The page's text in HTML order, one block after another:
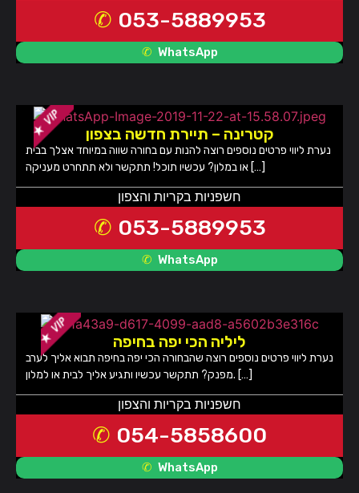
053-5889953
WhatsApp
קטרינה – תיירת חדשה בצפון
נערת ליווי פרטים נוספים רוצה להנות עם בחורה שווה במיוחד אצלך בבית
או במלון? עכשיו תוכל! תתקשר ולא תתחרט מעניקה […]
חשפניות בקריות והצפון
053-5889953
WhatsApp
ליליה הכי יפה בחיפה
נערת ליווי פרטים נוספים רוצה שהבחורה הכי יפה בחיפה תבוא אליך לערב
מפנק? תתקשר עכשיו ותגיע אליך לבית או למלון. […]
חשפניות בקריות והצפון
054-5858600
WhatsApp